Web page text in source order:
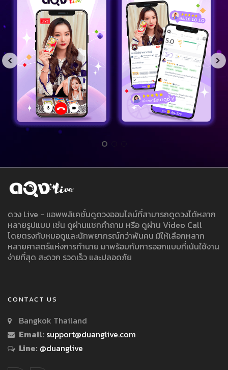
ดวง Live - แอพพลิเคชั่นดูดวงออนไลน์ที่สามารถดูดวงได้หลาก
หลายรูปแบบ เช่น ดูผ่านแชทคำถาม หรือ ดูผ่าน Video Call
โดยตรงกับหมอดูและนักพยากรณ์กว่าพันคน มีให้เลือกหลาก
หลายศาสตร์แห่งการทำนาย มาพร้อมกับการออกแบบที่เน้นใช้งาน
ง่ายที่สุด สะดวก รวดเร็ว และปลอดภัย
CONTACT US
Bangkok Thailand
Email: support@duanglive.com
Line: @duanglive